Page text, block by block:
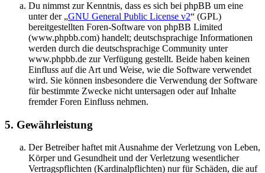
Du nimmst zur Kenntnis, dass es sich bei phpBB um eine
unter der „GNU General Public License v2“ (GPL)
bereitgestellten Foren-Software von phpBB Limited
(www.phpbb.com) handelt; deutschsprachige Informationen
werden durch die deutschsprachige Community unter
www.phpbb.de zur Verfügung gestellt. Beide haben keinen
Einfluss auf die Art und Weise, wie die Software verwendet
wird. Sie können insbesondere die Verwendung der Software
für bestimmte Zwecke nicht untersagen oder auf Inhalte
fremder Foren Einfluss nehmen.
5. Gewährleistung
Der Betreiber haftet mit Ausnahme der Verletzung von Leben,
Körper und Gesundheit und der Verletzung wesentlicher
Vertragspflichten (Kardinalpflichten) nur für Schäden, die auf